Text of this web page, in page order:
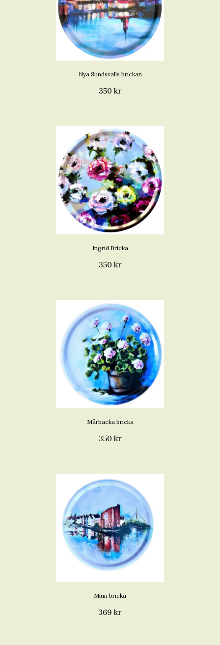
Nya Sundsvalls brickan
350 kr
Ingrid Bricka
350 kr
Mårbacka bricka
350 kr
Miun bricka
369 kr